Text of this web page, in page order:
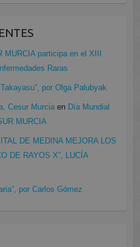
MURCIA participa en el XIII
Raras
por Olga Palubyak
Cesur Murciaen Día Mundial
MURCIA
DE MEDINA MEJORA LOS
DE RAYOS X”, LUCÍA
por Carlos Gómez